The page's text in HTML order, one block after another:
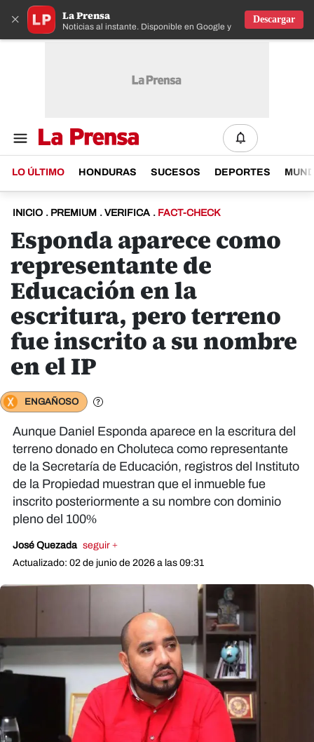
× La Prensa
Noticias al instante. Disponible en Google y IOS
Descargar
LO ÚLTIMO HONDURAS SUCESOS DEPORTES
INICIO . PREMIUM . VERIFICA . FACT-CHECK
Esponda aparece como
representante de
Educación en la
escritura, pero terreno
fue inscrito a su nombre
en el IP
ENGAÑOSO
Aunque Daniel Esponda aparece en la escritura del
terreno donado en Choluteca como representante
de la Secretaría de Educación, registros del Instituto
de la Propiedad muestran que el inmueble fue
inscrito posteriormente a su nombre con dominio
pleno del 100%
José Quezada seguir +
Actualizado: 02 de junio de 2026 a las 09:31